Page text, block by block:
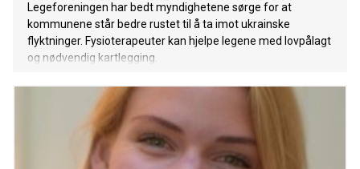
Legeforeningen har bedt myndighetene sørge for at
kommunene står bedre rustet til å ta imot ukrainske
flyktninger. Fysioterapeuter kan hjelpe legene med lovpålagt
og nødvendig kartlegging.